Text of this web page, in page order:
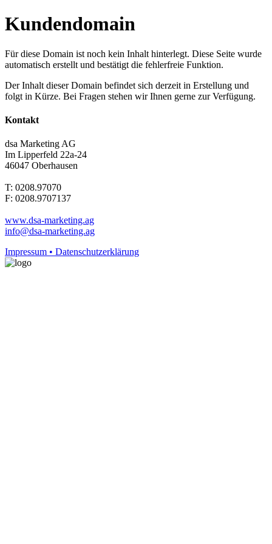
Kundendomain
Für diese Domain ist noch kein Inhalt hinterlegt. Diese Seite wurde
automatisch erstellt und bestätigt die fehlerfreie Funktion.
Der Inhalt dieser Domain befindet sich derzeit in Erstellung und
folgt in Kürze. Bei Fragen stehen wir Ihnen gerne zur Verfügung.
Kontakt
dsa Marketing AG
Im Lipperfeld 22a-24
46047 Oberhausen
T: 0208.97070
F: 0208.9707137
www.dsa-marketing.ag
info@dsa-marketing.ag
Impressum • Datenschutzerklärung